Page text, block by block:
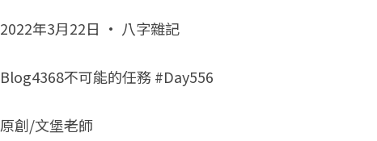
2022年3月22日 · 八字雜記
Blog4368不可能的任務 #Day556
原創/文堡老師